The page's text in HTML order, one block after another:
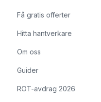
Få gratis offerter
Hitta hantverkare
Om oss
Guider
ROT-avdrag 2026